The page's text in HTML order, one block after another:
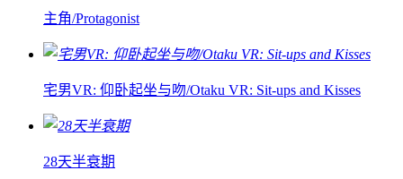
主角/Protagonist
宅男VR: 仰卧起坐与吻/Otaku VR: Sit-ups and Kisses
28天半衰期